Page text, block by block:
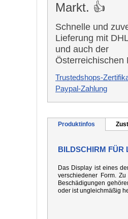
Markt. 👍
Schnelle und
Lieferung mit
und auch der
Österreichischen
Trustedshops-
Paypal-Zahlung
Produktinfos
BILDSCHIRM FÜR
Das Display ist eines
verschiedener Form.
Beschädigungen
oder ist ungleichmäßig